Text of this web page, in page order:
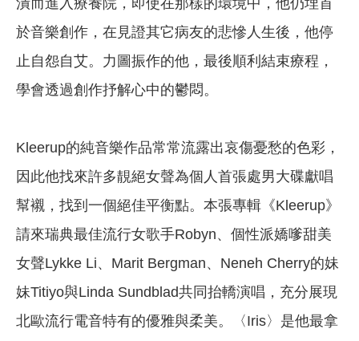
潰而進入療養院，即使在那樣的環境中，他仍埋首
於音樂創作，在見證其它病友的悲慘人生後，他停
止自怨自艾。力圖振作的他，最後順利結束療程，
學會透過創作抒解心中的鬱悶。
Kleerup的純音樂作品常常流露出哀傷憂愁的色彩，
因此他找來許多靚絕女聲為個人首張處男大碟獻唱
幫襯，找到一個絕佳平衡點。本張專輯《Kleerup》
請來瑞典最佳流行女歌手Robyn、個性派嬌嗲甜美
女聲Lykke Li、Marit Bergman、Neneh Cherry的妹
妹Titiyo與Linda Sundblad共同抬轎演唱，充分展現
北歐流行電音特有的優雅與柔美。〈Iris〉是他最拿